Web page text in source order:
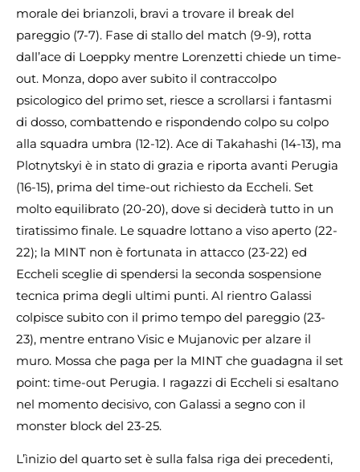
morale dei brianzoli, bravi a trovare il break del
pareggio (7-7). Fase di stallo del match (9-9), rotta
dall’ace di Loeppky mentre Lorenzetti chiede un time-
out. Monza, dopo aver subito il contraccolpo
psicologico del primo set, riesce a scrollarsi i fantasmi
di dosso, combattendo e rispondendo colpo su colpo
alla squadra umbra (12-12). Ace di Takahashi (14-13), ma
Plotnytskyi è in stato di grazia e riporta avanti Perugia
(16-15), prima del time-out richiesto da Eccheli. Set
molto equilibrato (20-20), dove si deciderà tutto in un
tiratissimo finale. Le squadre lottano a viso aperto (22-
22); la MINT non è fortunata in attacco (23-22) ed
Eccheli sceglie di spendersi la seconda sospensione
tecnica prima degli ultimi punti. Al rientro Galassi
colpisce subito con il primo tempo del pareggio (23-
23), mentre entrano Visic e Mujanovic per alzare il
muro. Mossa che paga per la MINT che guadagna il set
point: time-out Perugia. I ragazzi di Eccheli si esaltano
nel momento decisivo, con Galassi a segno con il
monster block del 23-25.
L’ìnizio del quarto set è sulla falsa riga dei precedenti,